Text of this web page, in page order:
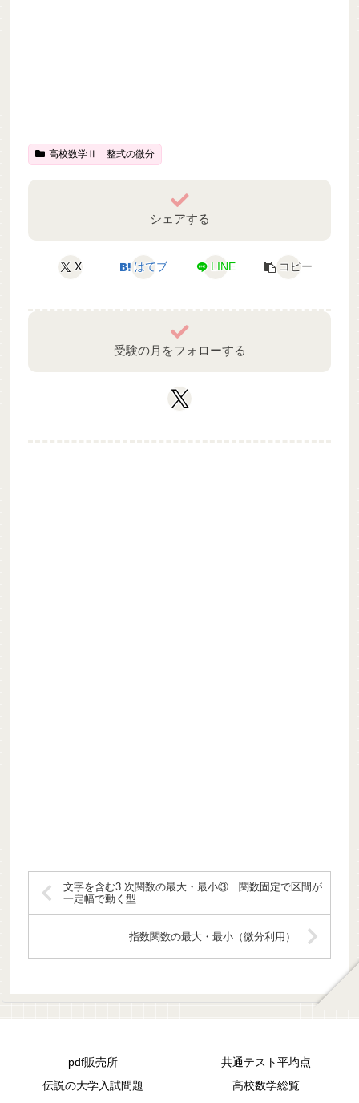
高校数学Ⅱ 整式の微分
シェアする
X はてブ LINE コピー
受験の月をフォローする
文字を含む3 次関数の最大・最小③ 関数固定で区間が
一定幅で動く型
指数関数の最大・最小（微分利用）
pdf販売所
共通テスト平均点
伝説の大学入試問題
高校数学総覧